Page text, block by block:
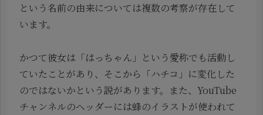
という名前の由来については複数の考察が存在して
います。
かつて彼女は「はっちゃん」という愛称でも活動し
ていたことがあり、そこから「ハチコ」に変化した
のではないかという説があります。また、YouTube
チャンネルのヘッダーには蜂のイラストが使われて